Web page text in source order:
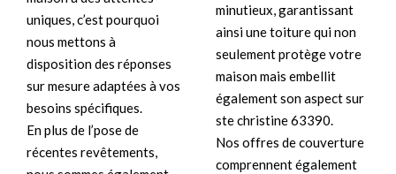
uniques, c’est pourquoi
nous mettons à
disposition des réponses
sur mesure adaptées à vos
besoins spécifiques.
En plus de l’pose de
récentes revêtements,
minutieux, garantissant
ainsi une toiture qui non
seulement protège votre
maison mais embellit
également son aspect sur
ste christine 63390.
Nos offres de couverture
comprennent également